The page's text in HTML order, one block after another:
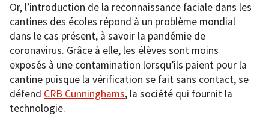
Or, l’introduction de la reconnaissance faciale dans les
cantines des écoles répond à un problème mondial
dans le cas présent, à savoir la pandémie de
coronavirus. Grâce à elle, les élèves sont moins
exposés à une contamination lorsqu’ils paient pour la
cantine puisque la vérification se fait sans contact, se
défend CRB Cunninghams, la société qui fournit la
technologie.